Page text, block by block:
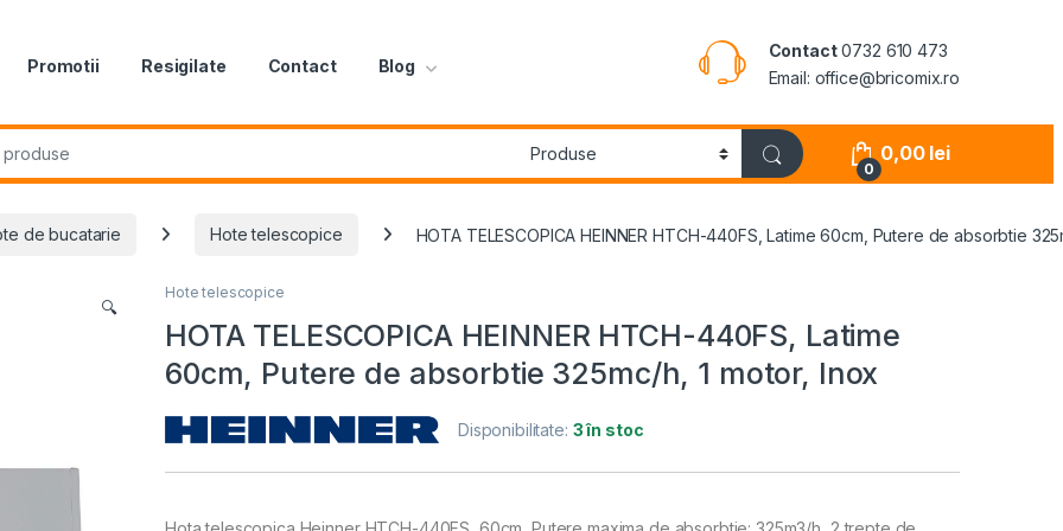
Promotii Resigilate Contact Blog
Contact0732 610 473
Email: office@bricomix.ro
0
0,00 lei
de bucatarie Hote telescopice HOTA TELESCOPICA HEINNER HTCH-440FS, Latime 60cm, Putere de absorbtie
🔍
Hote telescopice
HOTA TELESCOPICA HEINNER HTCH-440FS, Latime
60cm, Putere de absorbtie 325mc/h, 1 motor, Inox
Disponibilitate: 3 în stoc